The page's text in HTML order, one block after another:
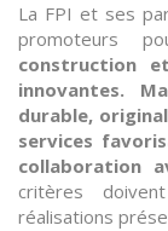
La FPI et ses
promoteurs
construction
innovantes.
durable,
services
collaboration
critères
réalisations